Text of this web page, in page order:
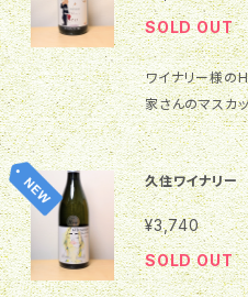
きのある複雑な香り
熟成へ移ろう美しい味わい］
れる豊かな果実
酸味、心地よい
ます。 後半には
な酸へと表情を
的で落ち着いた余韻が長
との幅広いペアリング］ 飲み頃温度
が開き、複雑な
の相性が良く、
菜の天ぷらなど
続きます。 後半
ある後味を形成しています。
て］ 飲み頃の温度は10～12℃あたりがおすすめです。
甘エビのお刺身
理の序盤からは
きガキなどメイ
う。 都農ワイン
クロワッサンサンド
ワイン 完全ガイド』に
ン 牧内ビンヤード ぶどう品種で探す シャルドネ 味わ
いで探す やや辛口 価格帯で探す 2,000円～2,999円
テイスティングコメント ［黒みを帯び
みを帯びたガー
がかったニュア
かでピノ・ノワール
複雑な香り］ カシスやブラックベリーなどの黒い果実
の凝縮された香
さが良いアクセ
わせる清涼感の
奥行きを与えま
ち着いたニュア
に複雑さと上品さをも
ます。粘性は弱
優しい味わいを感じられます
ほのかな樽香］ ドライイチジクやレーズンのような凝
縮感のある果実
ットなどの柑橘
香りが全体に広
ラやスパイスの
上品な味わいを期待させます
みやすい味わい］ ワインを口にふくむと最初に凝
のある果実の甘
がります。そこ
SOLD OUT
ワイナリー様のHP
家さんのマスカ
樽熟成。 クラン
のスパイス、ス
な飲み口で、酸
ち着いた大人のベリーAです
23 Muscat
☆☆☆☆★ 辛口 原
農家） ブランド
久住ワイナリ
¥3,740
SOLD OUT